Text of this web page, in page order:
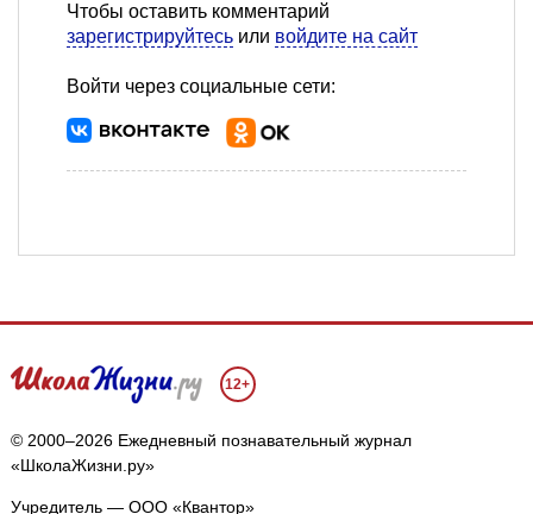
Чтобы оставить комментарий
зарегистрируйтесь или войдите на сайт
Войти через социальные сети:
12+
© 2000–2026 Ежедневный познавательный журнал
«ШколаЖизни.ру»
Учредитель — ООО «Квантор»